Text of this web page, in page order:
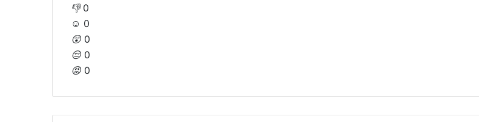
👎 0
☺️ 0
😲 0
😔 0
😡 0